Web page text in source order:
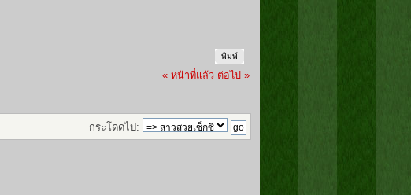
พิมพ์
« หน้าที่แล้ว ต่อไป »
กระโดดไป: